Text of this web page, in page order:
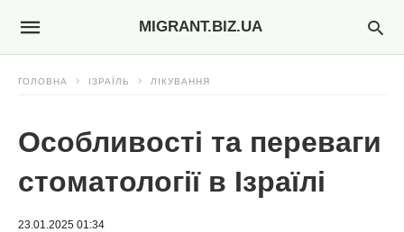
MIGRANT.BIZ.UA
ГОЛОВНА ІЗРАЇЛЬ ЛІКУВАННЯ
Особливості та переваги
стоматології в Ізраїлі
23.01.2025 01:34